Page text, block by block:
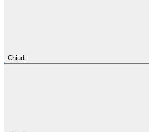
Chiudi